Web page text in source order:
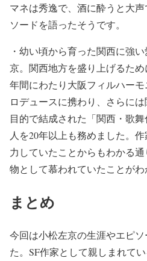
マネは秀逸で、酒に酔うと大
ソードを語ったそうです。
・幼い頃から育った関西に強
京。関西地方を盛り上げるため
年間にわたり大阪フィルハー
ロデュースに携わり、さらに
目的で結成された「関西・歌
人を20年以上も務めました。
力していたことからもわかる
物として慕われていたことがわ
まとめ
今回は小松左京の生涯やエピ
た。SF作家として親しまれて